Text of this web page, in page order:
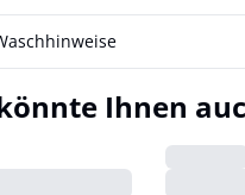
Ihnen